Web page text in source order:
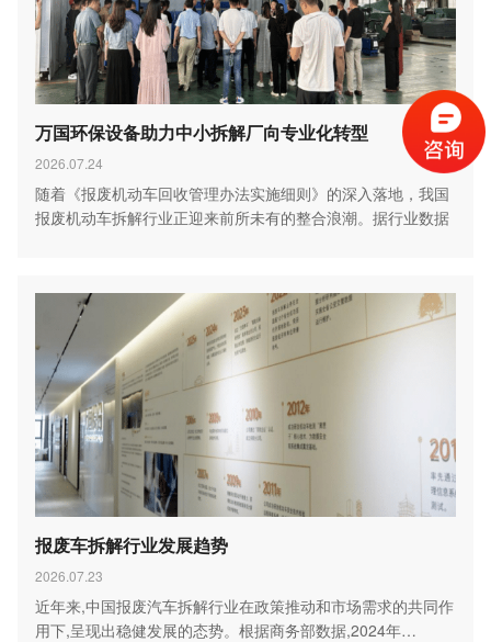
万国环保设备助力中小拆解厂向专业化转型
2026.07.24
随着《报废机动车回收管理办法实施细则》的深入落地，我国
报废机动车拆解行业正迎来前所未有的整合浪潮。据行业数据
报废车拆解行业发展趋势
2026.07.23
近年来,中国报废汽车拆解行业在政策推动和市场需求的共同作
用下,呈现出稳健发展的态势。根据商务部数据,2024年…